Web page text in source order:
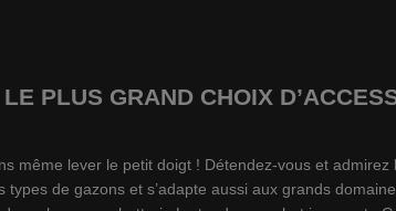
PLUS GRAND CHOIX
même lever le petit doigt ! Détendez-vous et
types de gazons et s’adapte aussi aux grands